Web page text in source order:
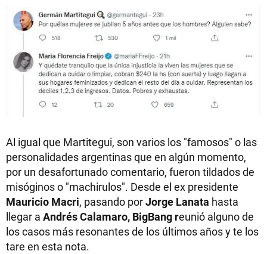
Al igual que Martitegui, son varios los "famosos" o las
personalidades argentinas que en algún momento,
por un desafortunado comentario, fueron tildados de
misóginos o "machirulos". Desde el ex presidente
Mauricio Macri, pasando porJorge Lanata hasta
llegar a Andrés Calamaro, BigBang reunió alguno de
los casos más resonantes de los últimos años y te los
tare en esta nota.